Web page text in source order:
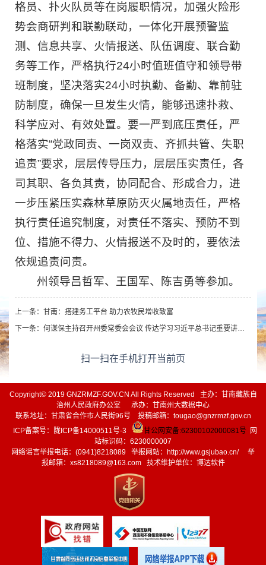
格员、扑火队员等在岗履职情况，加强火险形
势会商研判和联勤联动，一体化开展预警监
测、信息共享、火情报送、队伍调度、联合勤
务等工作，严格执行24小时值班值守和领导带
班制度，坚决落实24小时执勤、备勤、靠前驻
防制度，确保一旦发生火情，能够迅速扑救、
科学应对、有效处置。要一严到底压责任，严
格落实“党政同责、一岗双责、齐抓共管、失职
追责”要求，层层传导压力，层层压实责任，各
司其职、各负其责，协同配合、形成合力，进
一步压紧压实森林草原防灭火属地责任，严格
执行责任追究制度，对责任不落实、预防不到
位、措施不得力、火情报送不及时的，要依法
依规追责问责。
州领导吕哲军、王国军、陈吉勇等参加。
上一条： 甘南：搭建务工平台 助力农牧民增收致富
下一条： 何谋保主持召开州委常委会会议 传达学习习近平总书记重要讲话精神 安排部署全州贯彻落实工作
扫一扫在手机打开当前页
Copyright© 2019 GNZRMZF.GOV.CN All Rights Reserved 主办：甘南藏族自
治州人民政府办公室 承办：甘南州大数据中心
联系地址：甘肃省合作市人民街96号 投稿邮箱：tougao@gnzrmzf.gov.cn
ICP备案号：
陇ICP备14000511号-3 甘公网安备:62300102000081号网
站标识码：6230000007
网络谣言举报电话：(0941)8218089 举报网站： http://www.gsjubao.cn/举
报邮箱：xs8218089@163.com 技术维护单位：博达软件